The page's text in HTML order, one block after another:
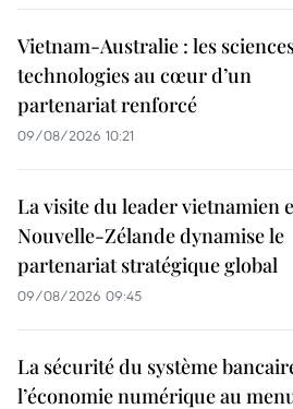
Vietnam-Australie : les
technologies au cœur d’un
partenariat renforcé
09/08/2026 10:21
La visite du leader vietnamien
Nouvelle-Zélande dynamise le
partenariat stratégique global
09/08/2026 09:45
La sécurité du système
l’économie numérique au